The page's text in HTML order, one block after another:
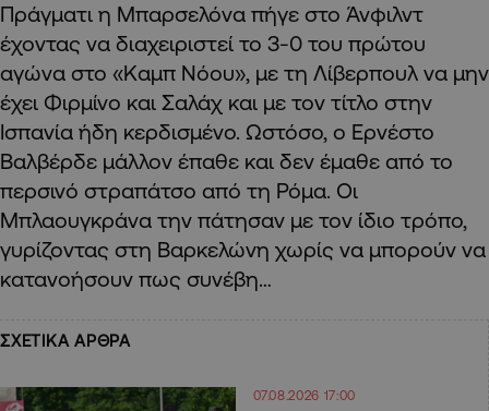
Πράγματι η Μπαρσελόνα πήγε στο Άνφιλντ
έχοντας να διαχειριστεί το 3-0 του πρώτου
αγώνα στο «Καμπ Νόου», με τη Λίβερπουλ να μην
έχει Φιρμίνο και Σαλάχ και με τον τίτλο στην
Ισπανία ήδη κερδισμένο. Ωστόσο, ο Ερνέστο
Βαλβέρδε μάλλον έπαθε και δεν έμαθε από το
περσινό στραπάτσο από τη Ρόμα. Οι
Μπλαουγκράνα την πάτησαν με τον ίδιο τρόπο,
γυρίζοντας στη Βαρκελώνη χωρίς να μπορούν να
κατανοήσουν πως συνέβη…
ΣΧΕΤΙΚΑ ΑΡΘΡΑ
07.08.2026 17:00